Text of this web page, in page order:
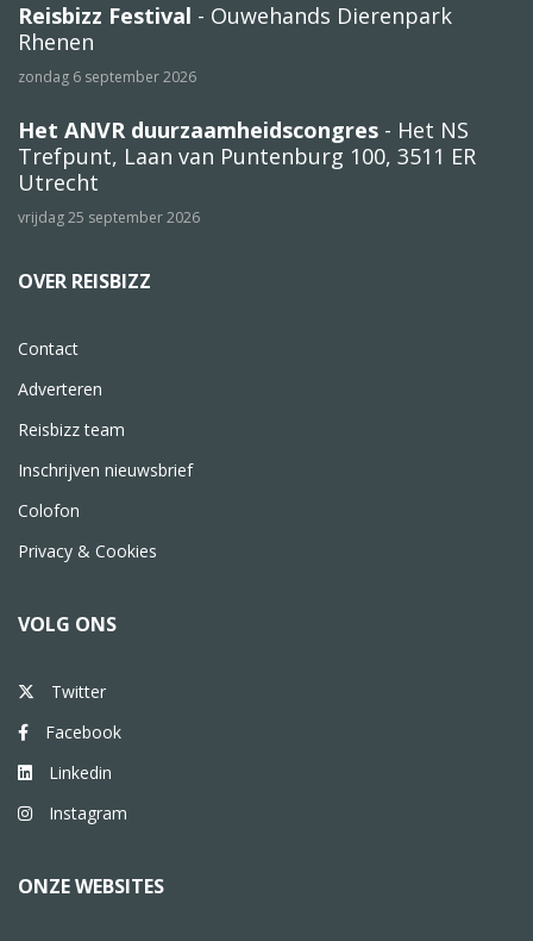
Reisbizz Festival - Ouwehands Dierenpark
Rhenen
zondag 6 september 2026
Het ANVR duurzaamheidscongres - Het NS
Trefpunt, Laan van Puntenburg 100, 3511 ER
Utrecht
vrijdag 25 september 2026
OVER REISBIZZ
Contact
Adverteren
Reisbizz team
Inschrijven nieuwsbrief
Colofon
Privacy & Cookies
VOLG ONS
Twitter
Facebook
Linkedin
Instagram
ONZE WEBSITES